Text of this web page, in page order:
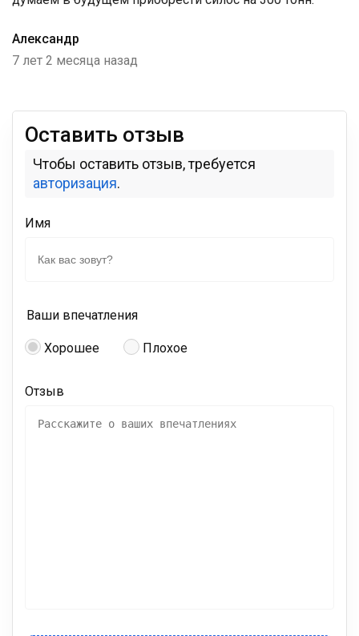
Александр
7 лет 2 месяца назад
Оставить отзыв
Чтобы оставить отзыв, требуется
авторизация.
Имя
Ваши впечатления
Хорошее Плохое
Отзыв